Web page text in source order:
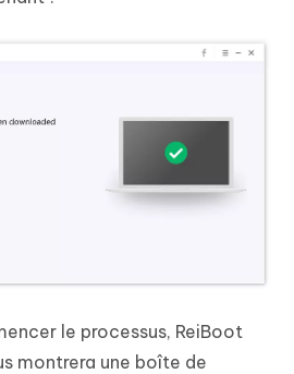
le processus, ReiBoot
montrera une boîte de